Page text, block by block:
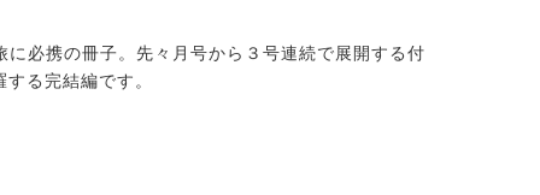
に必携の冊子。先々月号から３号連続で展開する付
する完結編です。